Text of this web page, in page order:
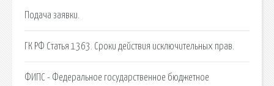
Подача заявки.
ГК РФ Статья 1363. Сроки действия исключительных прав.
ФИПС - Федеральное государственное бюджетное